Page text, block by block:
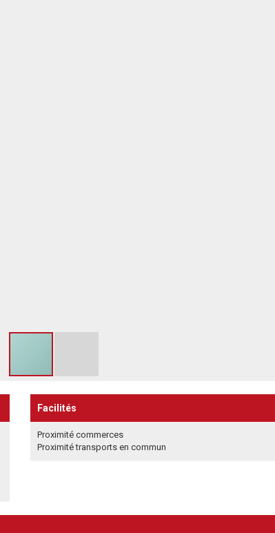
Facilités
Proximité commerces
Proximité transports en commun